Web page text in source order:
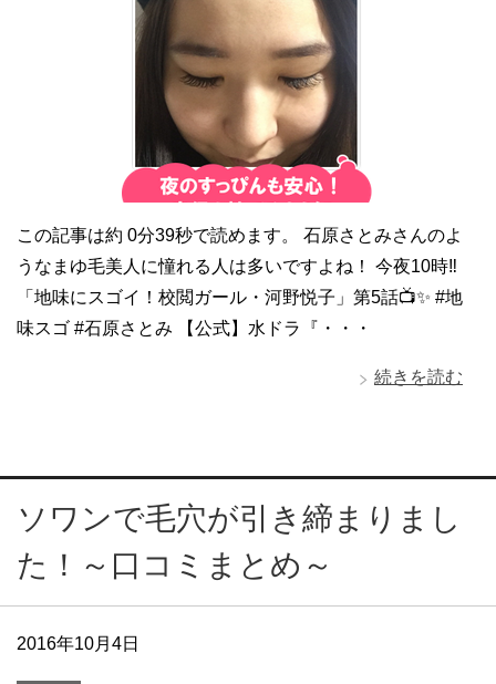
この記事は約 0分39秒で読めます。 石原さとみさんのよ
うなまゆ毛美人に憧れる人は多いですよね！ 今夜10時‼️
「地味にスゴイ！校閲ガール・河野悦子」第5話📺✨ #地
味スゴ #石原さとみ 【公式】水ドラ『・・・
続きを読む
ソワンで毛穴が引き締まりまし
た！～口コミまとめ～
2016年10月4日